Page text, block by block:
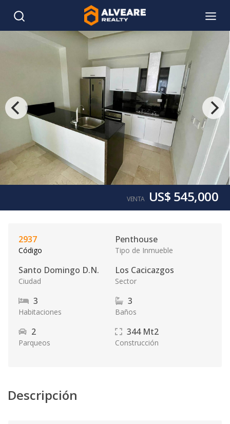
VENTA US$ 545,000
2937
Código
Penthouse
Tipo de Inmueble
Santo Domingo D.N.
Ciudad
Los Cacicazgos
Sector
3
Habitaciones
3
Baños
2
Parqueos
344 Mt2
Construcción
Descripción